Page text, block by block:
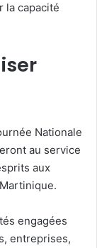
la capacité
Nationale
au service
aux
engagées
entreprises,